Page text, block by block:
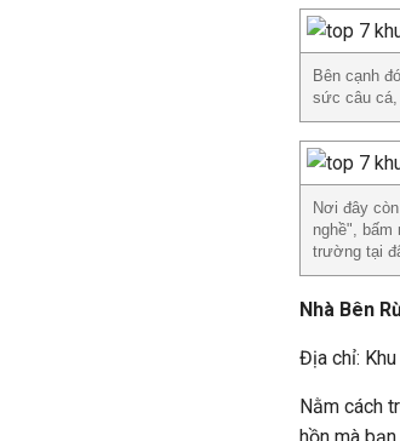
Bên cạnh
sức câu cá,
Nơi đây
nghề", bấm
trường tại
Nhà Bên
Địa chỉ:
Nằm cách